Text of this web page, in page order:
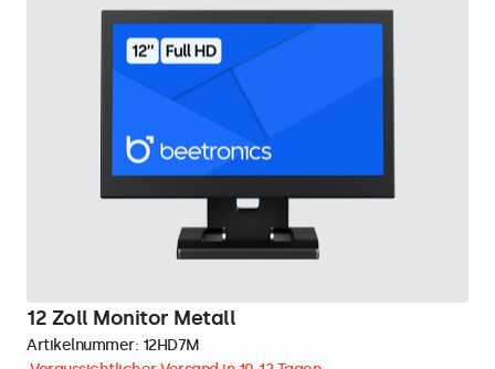
12 Zoll Monitor Metall
Artikelnummer: 12HD7M